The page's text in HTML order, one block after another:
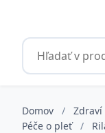
Domov /
Zdraví
Péče o pleť /